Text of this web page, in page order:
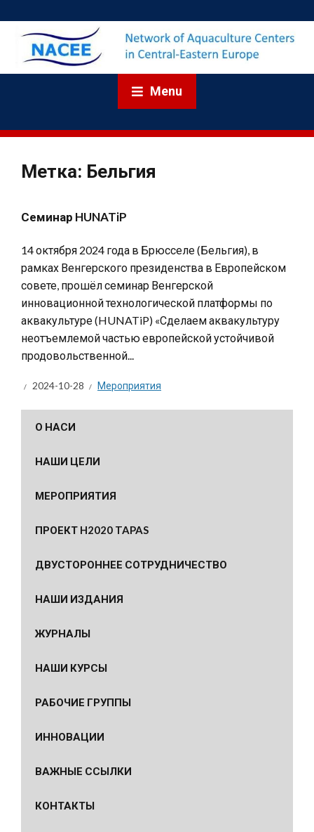
Menu
Метка: Бельгия
Семинар HUNATiP
14 октября 2024 года в Брюсселе (Бельгия), в
рамках Венгерского президенства в Европейском
совете, прошёл семинар Венгерской
инновационной технологической платформы по
аквакультуре (HUNATiP) «Сделаем аквакультуру
неотъемлемой частью европейской устойчивой
продовольственной...
2024-10-28 Мероприятия
О НАСИ
НАШИ ЦЕЛИ
МЕРОПРИЯТИЯ
ПРОЕКТ H2020 TAPAS
ДВУСТОРОННЕЕ СОТРУДНИЧЕСТВО
НАШИ ИЗДАНИЯ
ЖУРНАЛЫ
НАШИ КУРСЫ
РАБОЧИЕ ГРУППЫ
ИННОВАЦИИ
ВАЖНЫЕ ССЫЛКИ
КОНТАКТЫ